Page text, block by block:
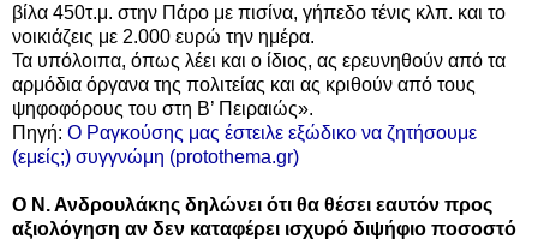
βίλα 450τ.μ. στην Πάρο με πισίνα, γήπεδο τένις κλπ. και το
νοικιάζεις με 2.000 ευρώ την ημέρα.
Τα υπόλοιπα, όπως λέει και ο ίδιος, ας ερευνηθούν από τα
αρμόδια όργανα της πολιτείας και ας κριθούν από τους
ψηφοφόρους του στη Β’ Πειραιώς».
Πηγή: Ο Ραγκούσης μας έστειλε εξώδικο να ζητήσουμε
(εμείς;) συγγνώμη (protothema.gr)
Ο Ν. Ανδρουλάκης δηλώνει ότι θα θέσει εαυτόν προς
αξιολόγηση αν δεν καταφέρει ισχυρό διψήφιο ποσοστό